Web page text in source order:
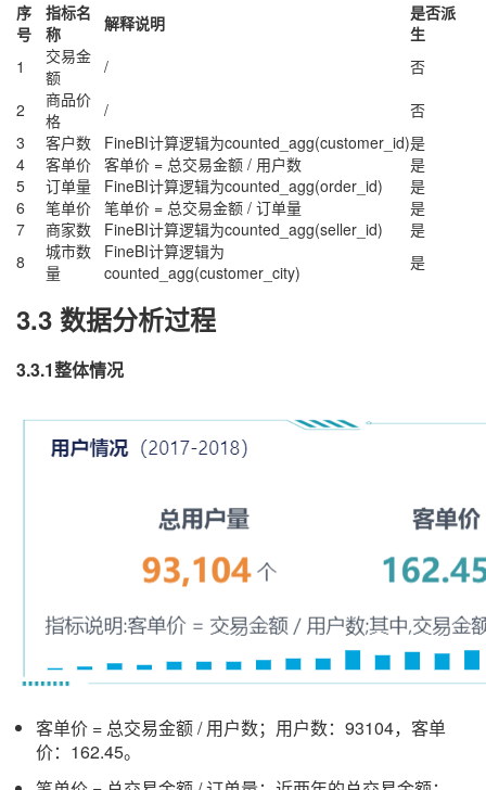
序
号
指标名
称
解释说明
是否派
生
1
交易金
额
/
否
2
商品价
格
/
否
3
客户数 FineBI计算逻辑为counted_agg(customer_id)是
4
客单价 客单价 = 总交易金额 / 用户数
是
5
订单量 FineBI计算逻辑为counted_agg(order_id)
是
6
笔单价 笔单价 = 总交易金额 / 订单量
是
7
商家数 FineBI计算逻辑为counted_agg(seller_id)
是
8
城市数
量
FineBI计算逻辑为
counted_agg(customer_city)
是
3.3 数据分析过程
3.3.1整体情况
客单价 = 总交易金额 / 用户数；用户数：93104，客单
价：162.45。